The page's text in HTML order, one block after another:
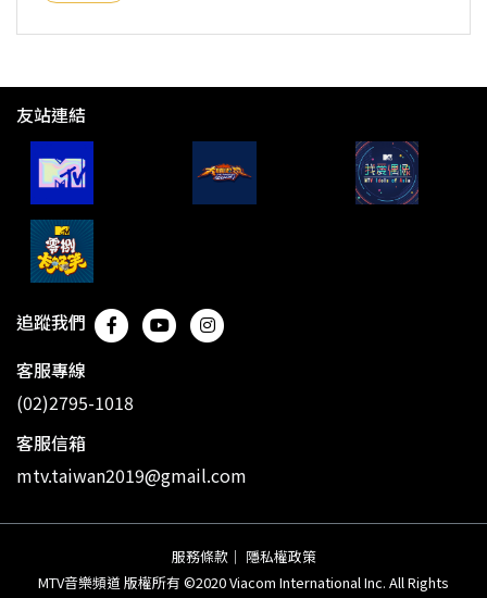
友站連結
追蹤我們
客服專線
(02)2795-1018
客服信箱
mtv.taiwan2019@gmail.com
服務條款 ｜ 隱私權政策
MTV音樂頻道 版權所有 ©2020 Viacom International Inc. All Rights